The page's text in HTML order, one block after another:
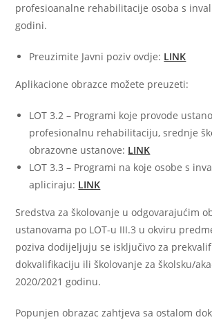
profesioanalne rehabilitacije osoba s
godini.
Preuzimite Javni poziv ovdje: LINK
Aplikacione obrazce možete preuzeti:
LOT 3.2 – Programi koje provode
profesionalnu rehabilitaciju, srednje
obrazovne ustanove: LINK
LOT 3.3 – Programi na koje osobe s
apliciraju: LINK
Sredstva za školovanje u odgovarajućim
ustanovama po LOT-u III.3 u okviru
poziva dodijeljuju se isključivo za
dokvalifikaciju ili školovanje za školsku/
2020/2021 godinu.
Popunjen obrazac zahtjeva sa ostalom